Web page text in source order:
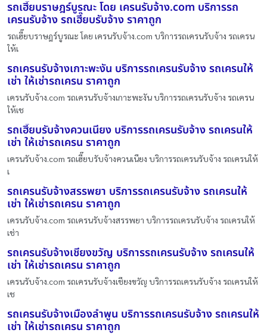
รถเฮี๊ยบราษฎร์บูรณะ โดย เครนรับจ้าง.com บริการรถ
เครนรับจ้าง รถเฮี๊ยบรับจ้าง ราคาถูก
รถเฮี๊ยบราษฎร์บูรณะ โดย เครนรับจ้าง.com บริการรถเครนรับจ้าง รถเครน
ให้เ
รถเครนรับจ้างเกาะพะงัน บริการรถเครนรับจ้าง รถเครนให้
เช่า ให้เช่ารถเครน ราคาถูก
เครนรับจ้าง.com รถเครนรับจ้างเกาะพะงัน บริการรถเครนรับจ้าง รถเครน
ให้เช
รถเฮี๊ยบรับจ้างควนเนียง บริการรถเครนรับจ้าง รถเครนให้
เช่า ให้เช่ารถเครน ราคาถูก
เครนรับจ้าง.com รถเฮี๊ยบรับจ้างควนเนียง บริการรถเครนรับจ้าง รถเครนให้
เ
รถเครนรับจ้างสรรพยา บริการรถเครนรับจ้าง รถเครนให้
เช่า ให้เช่ารถเครน ราคาถูก
เครนรับจ้าง.com รถเครนรับจ้างสรรพยา บริการรถเครนรับจ้าง รถเครนให้
เช่า
รถเครนรับจ้างเชียงขวัญ บริการรถเครนรับจ้าง รถเครนให้
เช่า ให้เช่ารถเครน ราคาถูก
เครนรับจ้าง.com รถเครนรับจ้างเชียงขวัญ บริการรถเครนรับจ้าง รถเครนให้
เช
รถเครนรับจ้างเมืองลำพูน บริการรถเครนรับจ้าง รถเครนให้
เช่า ให้เช่ารถเครน ราคาถูก